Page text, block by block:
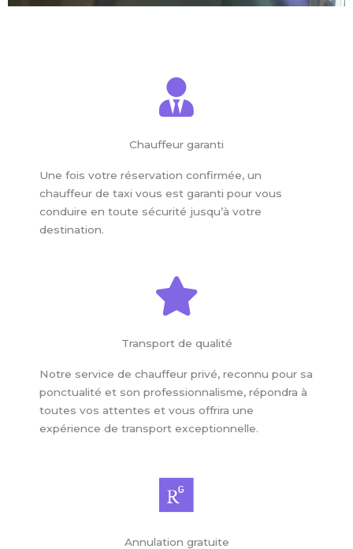
Chauffeur garanti
Une fois votre réservation confirmée, un
chauffeur de taxi vous est garanti pour vous
conduire en toute sécurité jusqu’à votre
destination.
Transport de qualité
Notre service de chauffeur privé, reconnu pour sa
ponctualité et son professionnalisme, répondra à
toutes vos attentes et vous offrira une
expérience de transport exceptionnelle.
Annulation gratuite